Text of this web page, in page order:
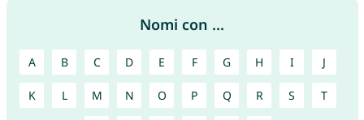
Nomi con ...
A B C D E F G H I J
K L M N O P Q R S T